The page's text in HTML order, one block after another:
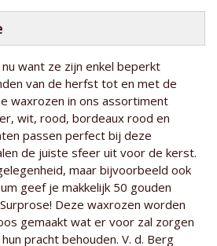
want ze zijn enkel beperkt
van de herfst tot en met de
waxrozen in ons assortiment
wit, rood, bordeaux rood en
passen perfect bij deze
de juiste sfeer uit voor de kerst.
maar bijvoorbeeld ook
geef je makkelijk 50 gouden
Deze waxrozen worden
gemaakt wat er voor zal zorgen
pracht behouden. V. d. Berg